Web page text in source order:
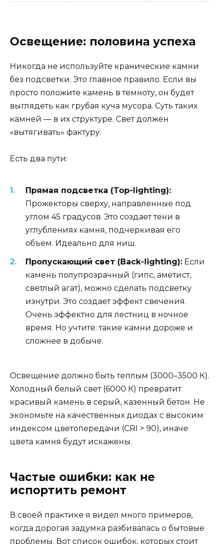
Освещение: половина успеха
Никогда не используйте кранические камни
без подсветки. Это главное правило. Если вы
просто положите камень в темноту, он будет
выглядеть как грубая куча мусора. Суть таких
камней — в их структуре. Свет должен
«вытягивать» фактуру.
Есть два пути:
Прямая подсветка (Top-lighting):
Прожекторы сверху, направленные под
углом 45 градусов. Это создает тени в
углублениях камня, подчеркивая его
объем. Идеально для ниш.
Пропускающий свет (Back-lighting): Если
камень полупрозрачный (гипс, аметист,
светлый агат), можно сделать подсветку
изнутри. Это создает эффект свечения.
Очень эффектно для лестниц в ночное
время. Но учтите: такие камни дороже и
сложнее в добыче.
Освещение должно быть теплым (3000–3500 К).
Холодный белый свет (6000 К) превратит
красивый камень в серый, казенный бетон. Не
экономьте на качественных диодах с высоким
индексом цветопередачи (CRI > 90), иначе
цвета камня будут искажены.
Частые ошибки: как не
испортить ремонт
В своей практике я видел много примеров,
когда дорогая задумка разбивалась о бытовые
проблемы. Вот список ошибок, которых стоит